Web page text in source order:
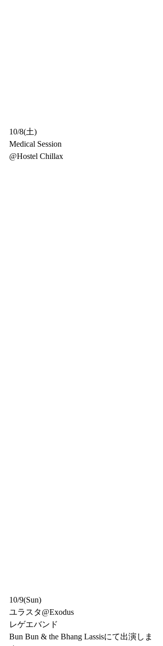
10/8(土)
Medical Session
@Hostel Chillax
10/9(Sun)
ユラスタ@Exodus
レゲエバンド
Bun Bun & the Bhang Lassisにて出演しま